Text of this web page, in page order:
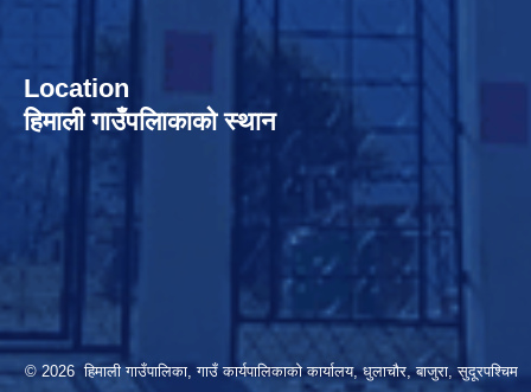
Location
हिमाली गाउँपलािकाको स्थान
© 2026 हिमाली गाउँपालिका, गाउँ कार्यपालिकाकाे कार्यालय, धुलाचौर, बाजुरा, सुदूरपश्चिम